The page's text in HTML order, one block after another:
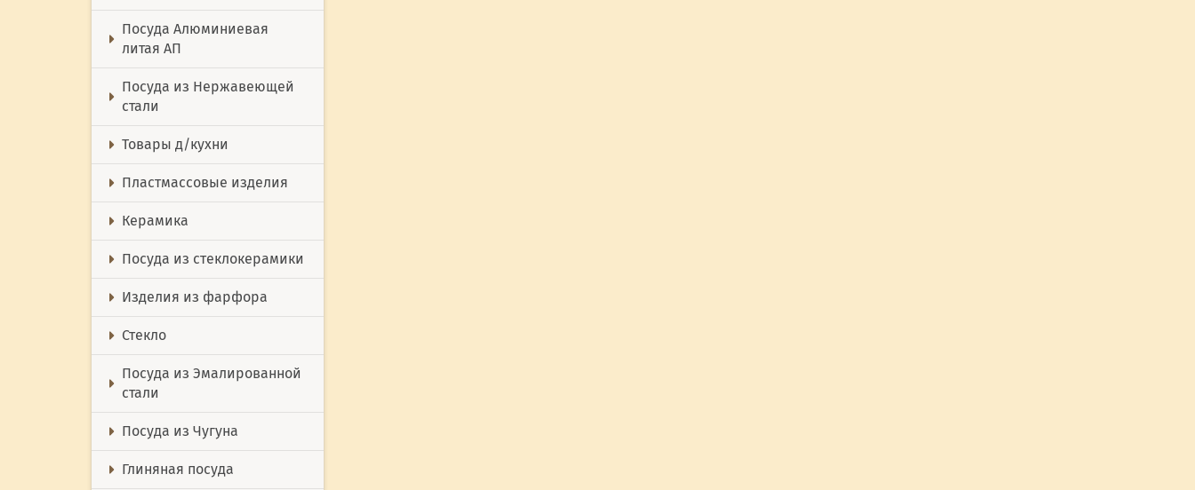
Посуда Алюминиевая
литая АП
Посуда из Нержавеющей
стали
Товары д/кухни
Пластмассовые изделия
Керамика
Посуда из стеклокерамики
Изделия из фарфора
Стекло
Посуда из Эмалированной
стали
Посуда из Чугуна
Глиняная посуда